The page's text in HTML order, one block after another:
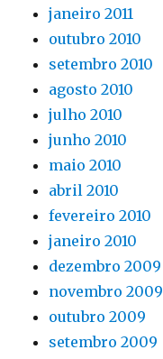
janeiro 2011
outubro 2010
setembro 2010
agosto 2010
julho 2010
junho 2010
maio 2010
abril 2010
fevereiro 2010
janeiro 2010
dezembro 2009
novembro 2009
outubro 2009
setembro 2009